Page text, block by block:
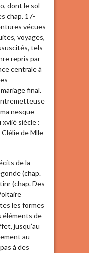
dont le sol
chap. 17-
vécues
voyages,
tels
repris par
centrale à
final.
nesque
siècle :
Clélie de Mlle
de la
(chap.
(chap. Des
les formes
éléments de
jusqu’au
au
à des